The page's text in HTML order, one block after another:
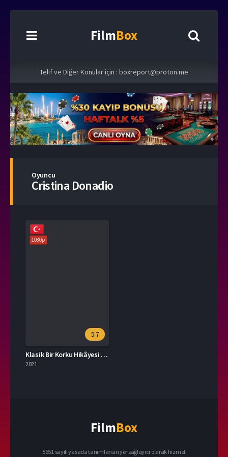
FilmBox
Telif ve Diğer Konular için : boxreport@proton.me
Oyuncu
Cristina Donadio
1080p
5.7
Klasik Bir Korku Hikâyesi 2021 – A Classic Horror Story 1080p Turkce Dublaj izle
2021
FilmBox
5651 sayılı yasada tanımlanan yer sağlayıcı olarak hizmet